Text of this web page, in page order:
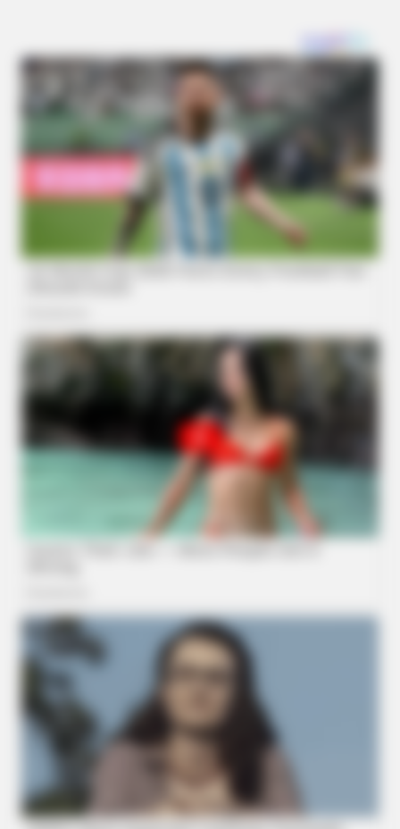
La base turf incontournable et le Cheval du jour sont
proposés du lundi au dimanche inclus. Soit une fréquence
de 365 jours/an ce qui mérite bien un petit « j’aime » merci
à vous. N’hésitez pas à partager que ce soit sur Twitter,
Facebook ou autre, peu importe celui qui a votre
préférence parmi les réseaux sociaux.
Partagez sur les réseaux! Merci à Vous!
BUZZ DAY
Remember Her? You Better Sit Down Before You See Her Now
7 Times Stronger Than Viagra! "It Is Sold In Every Drug
Store!"
BUZZ DAY
She Chose To Remove The Tattoos On Her Face. Look At Her
The Truth About Archie They Couldn't Hide Any Longer